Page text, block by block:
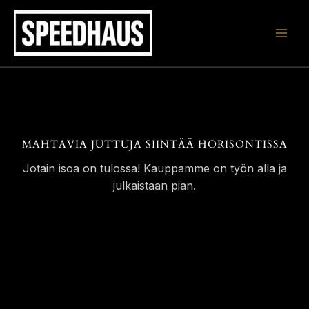
Siirry
sisältöön
MAHTAVIA JUTTUJA SIINTÄÄ HORISONTISSA
Jotain isoa on tulossa! Kauppamme on työn alla ja
julkaistaan pian.